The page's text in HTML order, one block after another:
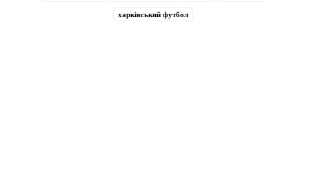
харківський футбол